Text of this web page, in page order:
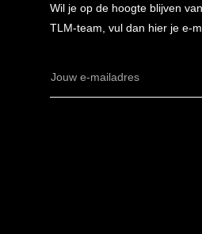
Wil je op de hoogte blijven
TLM-team, vul dan hier je e-
E-